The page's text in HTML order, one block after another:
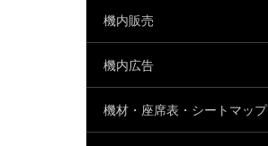
機内販売
機内広告
機材・座席表・シートマップ